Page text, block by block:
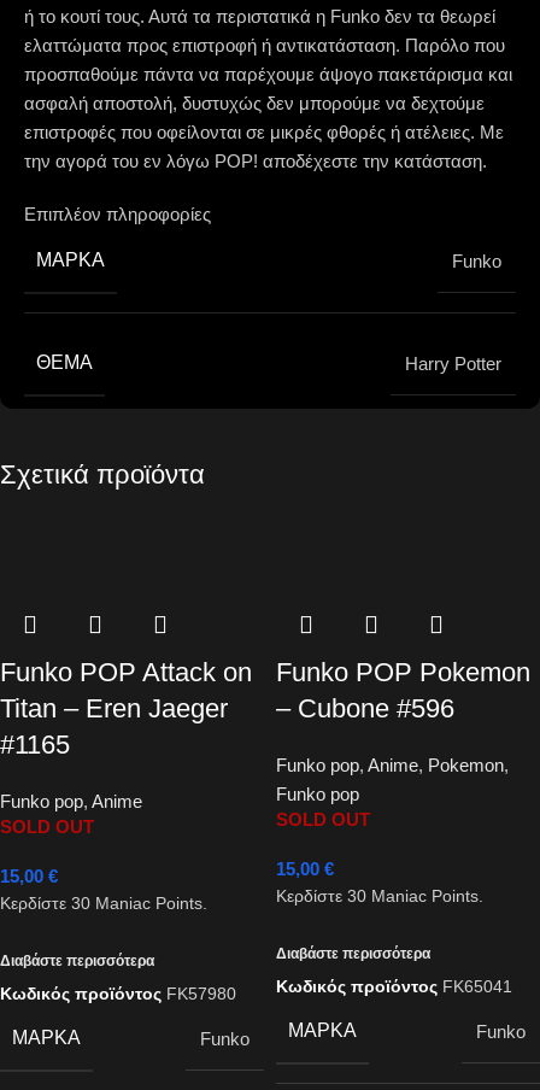
ή το κουτί τους. Αυτά τα περιστατικά η Funko δεν τα θεωρεί
ελαττώματα προς επιστροφή ή αντικατάσταση. Παρόλο που
προσπαθούμε πάντα να παρέχουμε άψογο πακετάρισμα και
ασφαλή αποστολή, δυστυχώς δεν μπορούμε να δεχτούμε
επιστροφές που οφείλονται σε μικρές φθορές ή ατέλειες. Με
την αγορά του εν λόγω POP! αποδέχεστε την κατάσταση.
Επιπλέον πληροφορίες
ΜΆΡΚΑ Funko
ΘΈΜΑ Harry Potter
Σχετικά προϊόντα
Funko POP Attack on
Titan – Eren Jaeger
#1165
Funko pop, Anime
SOLD OUT
15,00 €
Κερδίστε 30 Maniac Points.
Διαβάστε περισσότερα
Κωδικός προϊόντος FK57980
ΜΆΡΚΑ Funko
Funko POP Pokemon
– Cubone #596
Funko pop, Anime, Pokemon,
Funko pop
SOLD OUT
15,00 €
Κερδίστε 30 Maniac Points.
Διαβάστε περισσότερα
Κωδικός προϊόντος FK65041
ΜΆΡΚΑ Funko